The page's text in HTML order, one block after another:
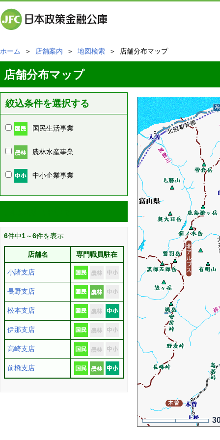
ホーム ＞ 店舗案内 ＞ 地図検索 ＞ 店舗分布マップ
店舗分布マップ
絞込条件を選択する
国民生活事業
農林水産事業
中小企業事業
6件中1～6件を表示
店舗名 専門職員駐在
小諸支店
長野支店
松本支店
伊那支店
高崎支店
前橋支店